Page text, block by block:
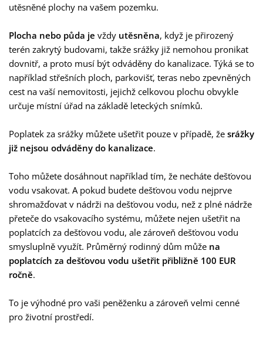
utěsněné plochy na vašem pozemku.
Plocha nebo půda je vždy utěsněna, když je přirozený
terén zakrytý budovami, takže srážky již nemohou pronikat
dovnitř, a proto musí být odváděny do kanalizace. Týká se to
například střešních ploch, parkovišť, teras nebo zpevněných
cest na vaší nemovitosti, jejichž celkovou plochu obvykle
určuje místní úřad na základě leteckých snímků.
Poplatek za srážky můžete ušetřit pouze v případě, že srážky
již nejsou odváděny do kanalizace.
Toho můžete dosáhnout například tím, že necháte dešťovou
vodu vsakovat. A pokud budete dešťovou vodu nejprve
shromažďovat v nádrži na dešťovou vodu, než z plné nádrže
přeteče do vsakovacího systému, můžete nejen ušetřit na
poplatcích za dešťovou vodu, ale zároveň dešťovou vodu
smysluplně využít. Průměrný rodinný dům může na
poplatcích za dešťovou vodu ušetřit přibližně 100 EUR
ročně.
To je výhodné pro vaši peněženku a zároveň velmi cenné
pro životní prostředí.